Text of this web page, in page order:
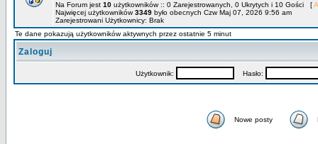
Na Forum jest 10 użytkowników :: 0 Zarejestrowanych, 0 Ukrytych i 10 Gości [
Najwięcej użytkowników3349 było obecnych Czw Maj 07, 2026 9:56 am
Zarejestrowani Użytkownicy: Brak
Te dane pokazują użytkowników aktywnych przez ostatnie 5 minut
Zaloguj
Użytkownik: Hasło:
Nowe posty